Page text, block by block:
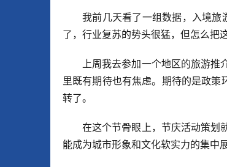
我前几天看了一组数据，入境
了，行业复苏的势头很猛，但怎么把
上周我去参加一个地区的旅游推
里既有期待也有焦虑。期待的是政策
转了。
在这个节骨眼上，节庆活动策划
能成为城市形象和文化软实力的集中